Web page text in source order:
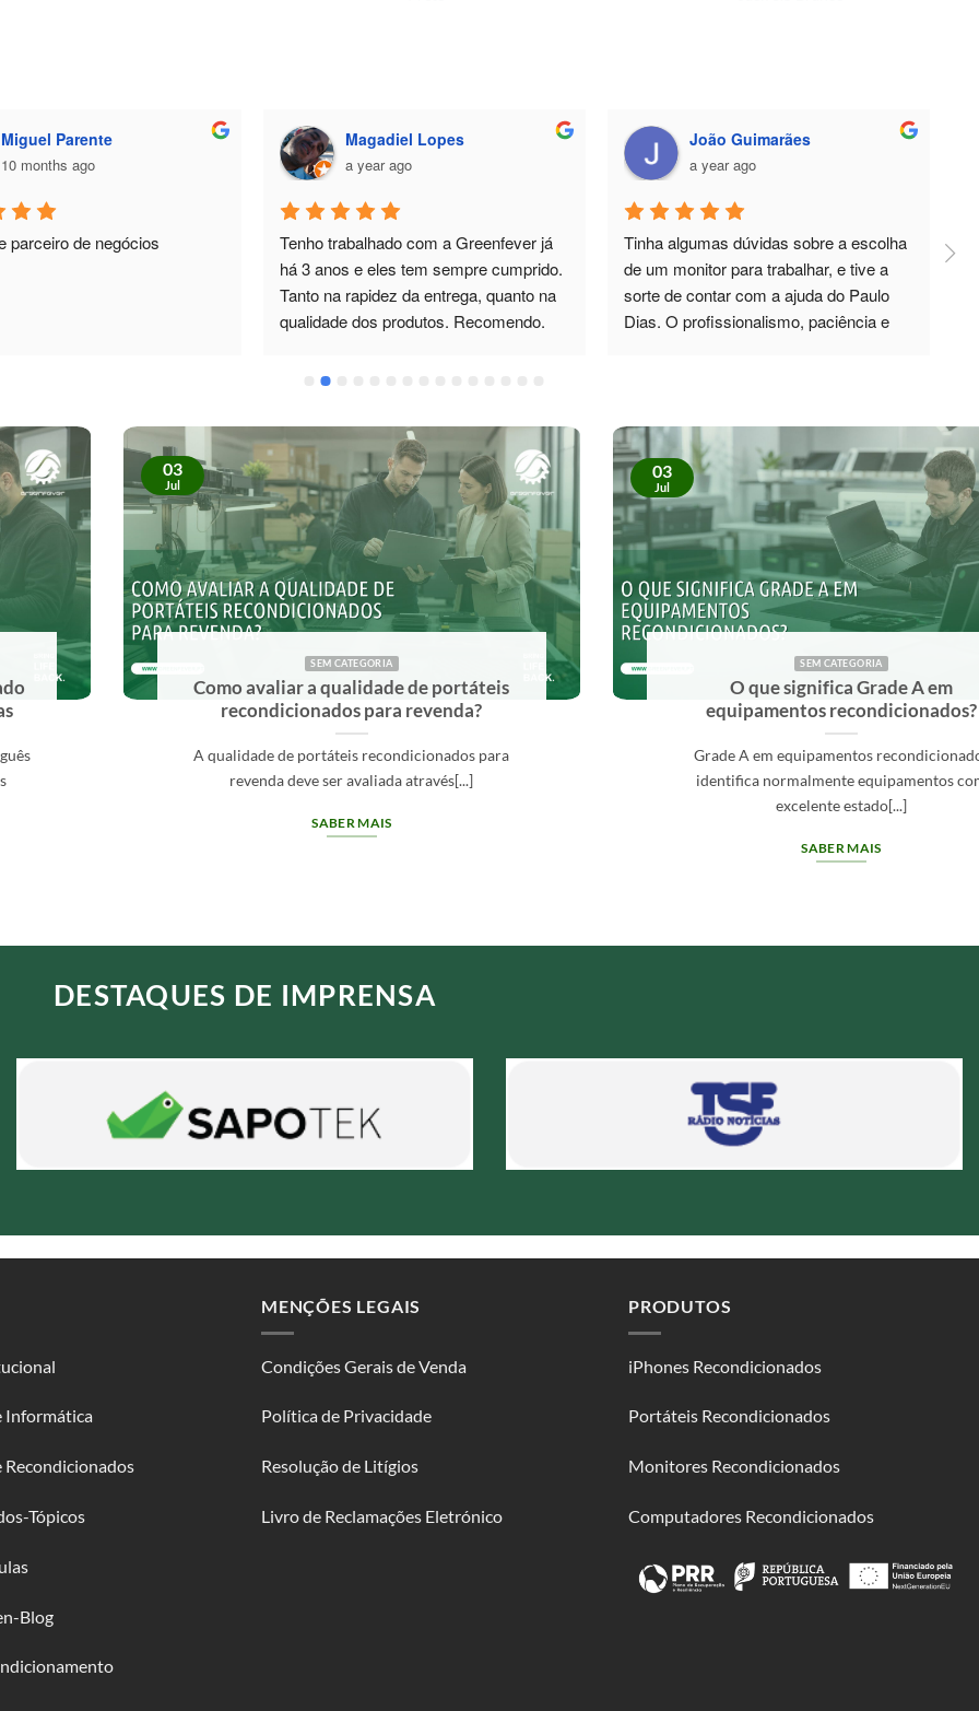
Miguel Parente
10 months ago
parceiro de negócios
Magadiel Lopes
a year ago
Tenho trabalhado com a Greenfever já
há 3 anos e eles tem sempre cumprido.
Tanto na rapidez da entrega, quanto na
qualidade dos produtos. Recomendo.
João Guimarães
a year ago
Tinha algumas dúvidas sobre a escolha
de um monitor para trabalhar, e tive a
sorte de contar com a ajuda do Paulo
Dias. O profissionalismo, paciência e
superou as minhas expectativas. No
futuro, sei exatamente a quem recorrer.
Recomendo vivamente!
Como avaliar a qualidade de portáteis
recondicionados para revenda?
A qualidade de portáteis recondicionados para
revenda deve ser avaliada através[...]
03
Jul
O que significa Grade A em
equipamentos recondicionados?
Grade A em equipamentos recondicionados
identifica normalmente equipamentos com
excelente estado[...]
03
DESTAQUES DE IMPRENSA
Informática
Recondicionados
Tópicos
Blog
MENÇÕES LEGAIS
Condições Gerais de Venda
Política de Privacidade
Resolução de Litígios
Livro de Reclamações Eletrónico
PRODUTOS
iPhones Recondicionados
Portáteis Recondicionados
Monitores Recondicionados
Computadores Recondicionados